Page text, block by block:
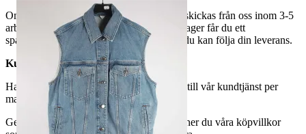
Om du har valt frakt kommer din vara att skickas från oss inom 3-5
arbetsdagar. När din vara har lämnat vårt lager får du ett
spårningsnummer av DSV inom kort där du kan följa din leverans.
Kundservice
Har du frågor eller funderingar hör av dig till vår kundtjänst per
mail:
webbshop@myrorna.se
Genom att buda på våra annonser godkänner du våra köpvillkor